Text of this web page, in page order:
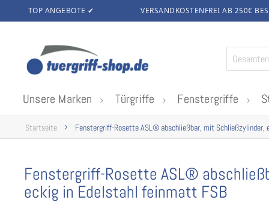
TOP ANGEBOTE ✔ VERSANDKOSTENFREI AB 250€
Inhalt
springen
Unsere Marken Türgriffe Fenstergriffe
Startseite Fenstergriff-Rosette ASL® abschließbar, mit Schließzylinder,
Fenstergriff-Rosette ASL®
eckig in Edelstahl feinmatt FSB